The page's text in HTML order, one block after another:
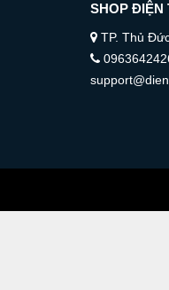
SHOP ĐIỆN
TP. Thủ